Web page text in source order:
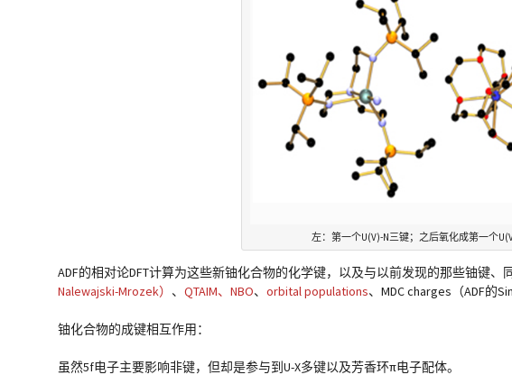
左：第一个U(V)-N三键；之后氧化成第一个
ADF的相对论DFT计算为这些新铀化合物的化学键，以及与以前发现的那些铀键
Nalewajski-Mrozek） 、QTAIM、NBO、orbital populations、MDC charges（ADF的
铀化合物的成键相互作用：
虽然5f电子主要影响非键，但却是参与到U-X多键以及芳香环π电子配体。